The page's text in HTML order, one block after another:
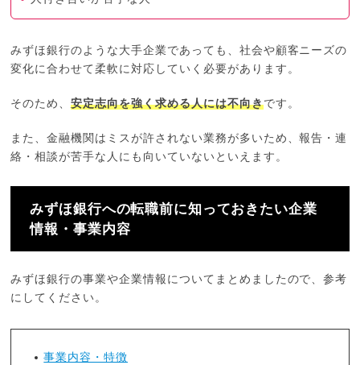
みずほ銀行のような大手企業であっても、社会や顧客ニーズの
変化に合わせて柔軟に対応していく必要があります。
そのため、安定志向を強く求める人には不向きです。
また、金融機関はミスが許されない業務が多いため、報告・連
絡・相談が苦手な人にも向いていないといえます。
みずほ銀行への転職前に知っておきたい企業
情報・事業内容
みずほ銀行の事業や企業情報についてまとめましたので、参考
にしてください。
事業内容・特徴